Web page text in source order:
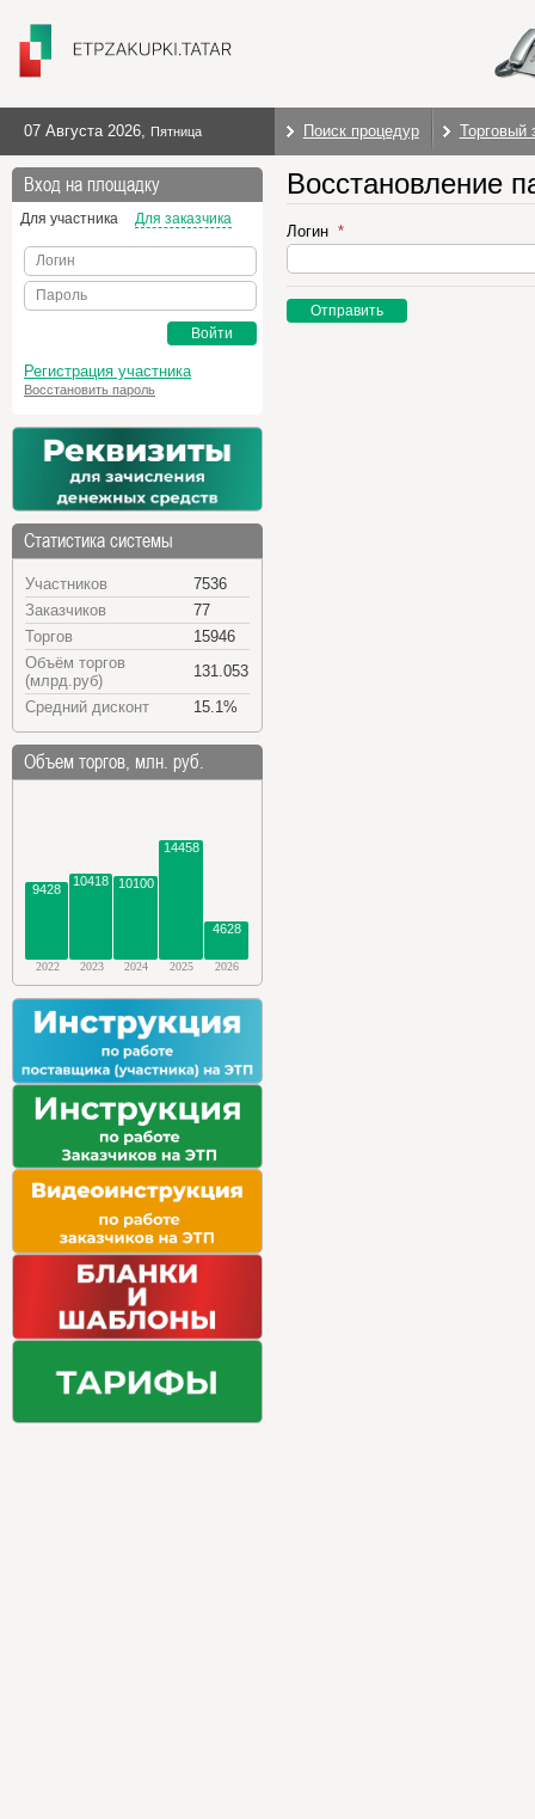
07 Августа 2026, Пятница Поиск процедур Торговый
Вход на площадку
Для участника Для заказчика
Логин
Пароль
Войти
Регистрация участника
Восстановить пароль
Статистика системы
Участников
7536
Заказчиков
77
Торгов
15946
Объём торгов
(млрд.руб)
131.053
Средний дисконт
15.1%
Объем торгов, млн. руб.
9428
10418 10100
14458
4628
2022 2023 2024 2025 2026
Восстановление
Логин
Отправить